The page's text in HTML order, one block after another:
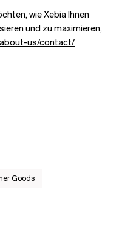
wie Xebia Ihnen
und zu maximieren,
us/contact/
Goods